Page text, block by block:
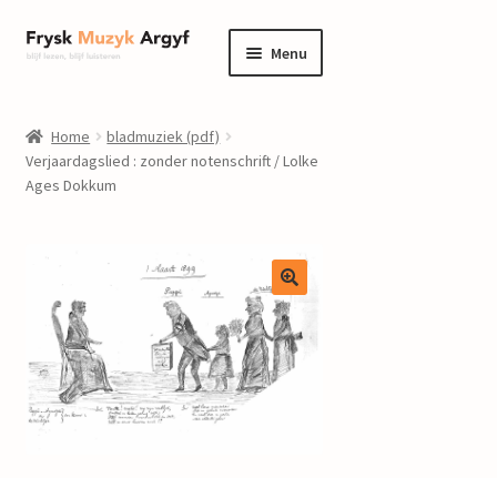
Ga
door
navigatie
Ga
naar
inhoud
Menu
informatie
Submenu
nieuws
events
Home
bladmuziek (pdf)
Verjaardagslied : zonder notenschrift / Lolke
Ages Dokkum